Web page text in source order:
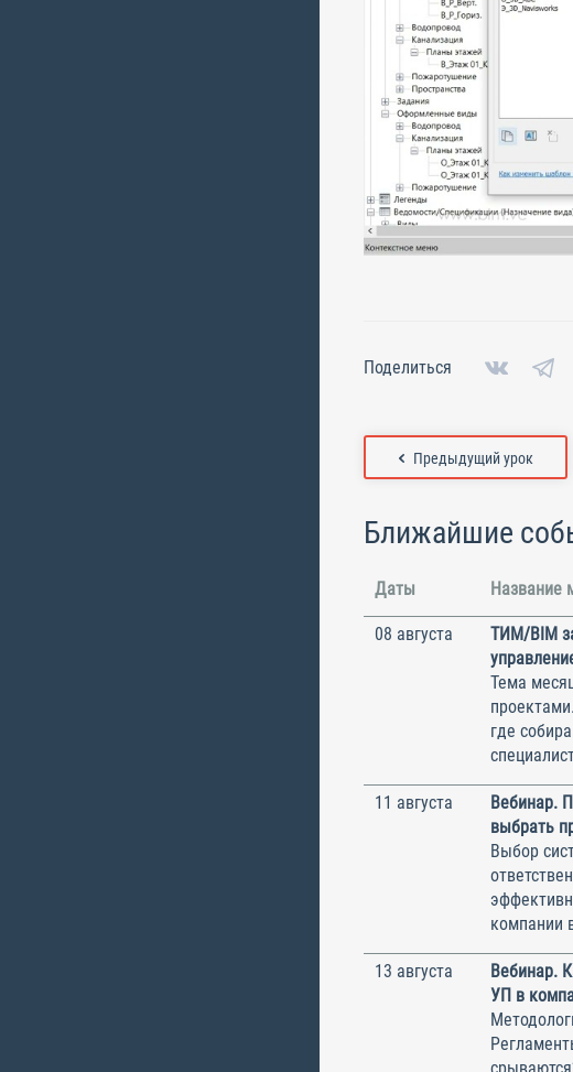
Поделиться
Предыдущий урок
Ближайшие
Даты Название
08 августа
ТИМ/BIM
Тема
где
11 августа
Вебинар.
выбрать
Выбор
компании
13 августа
Вебинар.
УП в